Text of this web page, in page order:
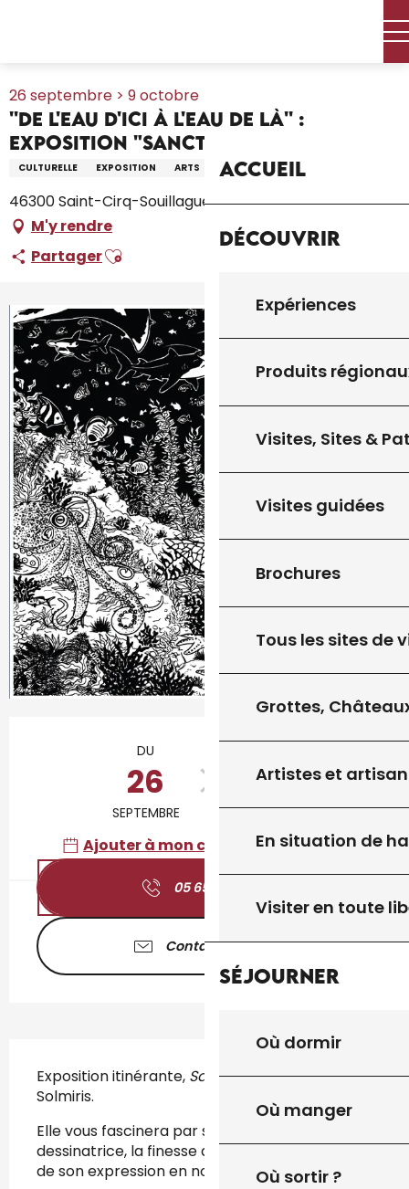
Accueil
Découvrir
Expériences
Produits
Visites, Sites &
Visites guidées
Brochures
Tous les sites de
Grottes,
Artistes et
En situation de
Visiter en toute
Séjourner
Où dormir
Où manger
Où sortir ?
26 septembre > 9 octobre
''De l'eau d'ici à l'eau de là'' :
exposition "Sanctuaire"
CULTURELLE EXPOSITION ARTS EAU PEINTURE
46300 Saint-Cirq-Souillaguet
M'y rendre
PartagerAjouter aux favoris
+1 photo
DU
26
SEPTEMBRE
9
OCTOBRE
Ajouter à mon calendrier Google
05 65 41 30
Contactez-nous
Exposition itinérante, Sanctuaire conçue par
Solmiris.
Elle vous fascinera par son talent de
dessinatrice, la finesse de ses traits, la justesse
de son expression en noir et blanc...